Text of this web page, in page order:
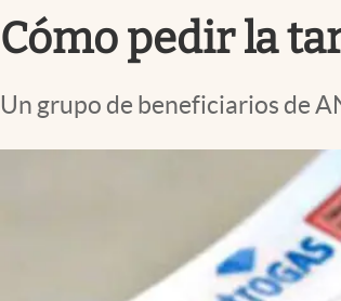
Clima
Eventos Corporativos
Cómo pedir la
Un grupo de beneficiarios de